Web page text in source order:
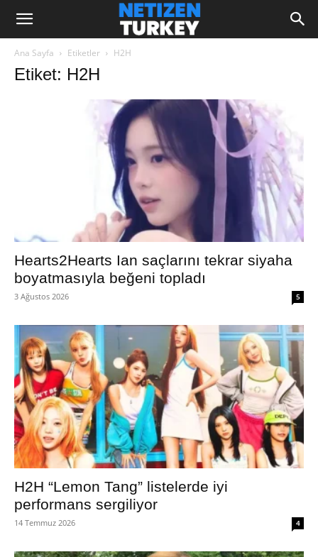
Ana Sayfa Etiketler H2H
Etiket: H2H
Hearts2Hearts Ian saçlarını tekrar siyaha
boyatmasıyla beğeni topladı
3 Ağustos 2026 5
H2H “Lemon Tang” listelerde iyi
performans sergiliyor
14 Temmuz 2026 4